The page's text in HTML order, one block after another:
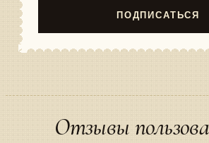
ПОДПИСАТЬСЯ
Отзывы